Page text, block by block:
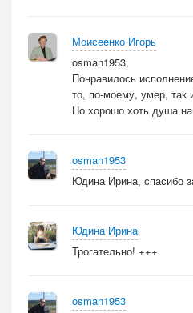
Моисеенко Игорь
osman1953,
Понравилось
то, по-моему, умер, так
Но хорошо хоть душа
osman1953
Юдина Ирина, спасибо
Юдина Ирина
Трогательно! +++
osman1953